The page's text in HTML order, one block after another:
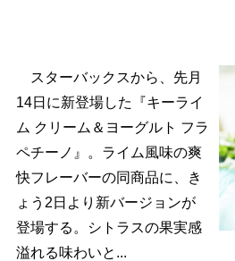
スターバックスから、先月
14日に新登場した『キーライ
ム クリーム＆ヨーグルト フラ
ペチーノ』。ライム風味の爽
快フレーバーの同商品に、き
ょう2日より新バージョンが
登場する。シトラスの果実感
溢れる味わいと...